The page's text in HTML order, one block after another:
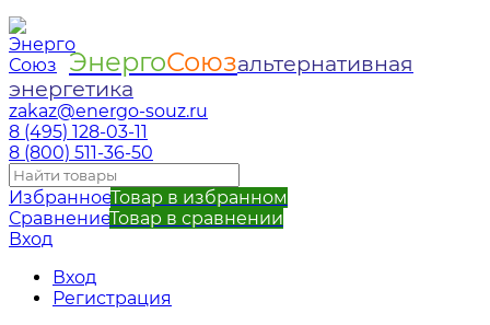
ЭнергоСоюзальтернативная
энергетика
zakaz@energo-souz.ru
8 (495) 128-03-11
8 (800) 511-36-50
ИзбранноеТовар в избранном
СравнениеТовар в сравнении
Вход
Вход
Регистрация